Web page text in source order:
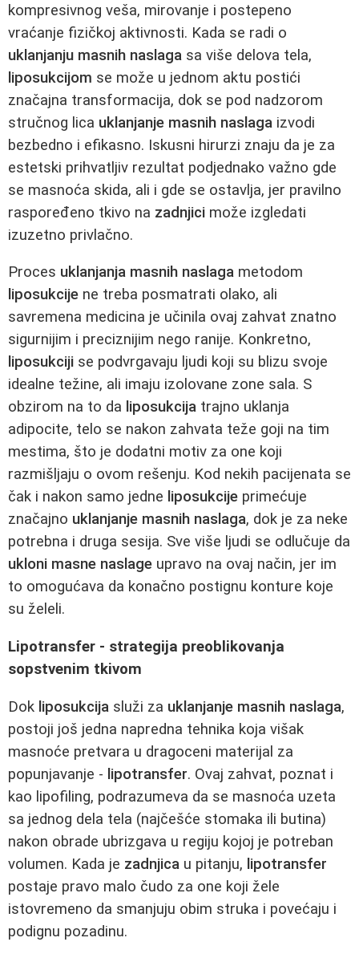
kompresivnog veša, mirovanje i postepeno
vraćanje fizičkoj aktivnosti. Kada se radi o
uklanjanju masnih naslaga sa više delova tela,
liposukcijom se može u jednom aktu postići
značajna transformacija, dok se pod nadzorom
stručnog lica uklanjanje masnih naslaga izvodi
bezbedno i efikasno. Iskusni hirurzi znaju da je za
estetski prihvatljiv rezultat podjednako važno gde
se masnoća skida, ali i gde se ostavlja, jer pravilno
raspoređeno tkivo na zadnjici može izgledati
izuzetno privlačno.
Proces uklanjanja masnih naslaga metodom
liposukcije ne treba posmatrati olako, ali
savremena medicina je učinila ovaj zahvat znatno
sigurnijim i preciznijim nego ranije. Konkretno,
liposukciji se podvrgavaju ljudi koji su blizu svoje
idealne težine, ali imaju izolovane zone sala. S
obzirom na to da liposukcija trajno uklanja
adipocite, telo se nakon zahvata teže goji na tim
mestima, što je dodatni motiv za one koji
razmišljaju o ovom rešenju. Kod nekih pacijenata se
čak i nakon samo jedne liposukcije primećuje
značajno uklanjanje masnih naslaga, dok je za neke
potrebna i druga sesija. Sve više ljudi se odlučuje da
ukloni masne naslage upravo na ovaj način, jer im
to omogućava da konačno postignu konture koje
su želeli.
Lipotransfer - strategija preoblikovanja
sopstvenim tkivom
Dok liposukcija služi za uklanjanje masnih naslaga,
postoji još jedna napredna tehnika koja višak
masnoće pretvara u dragoceni materijal za
popunjavanje - lipotransfer. Ovaj zahvat, poznat i
kao lipofiling, podrazumeva da se masnoća uzeta
sa jednog dela tela (najčešće stomaka ili butina)
nakon obrade ubrizgava u regiju kojoj je potreban
volumen. Kada je zadnjica u pitanju, lipotransfer
postaje pravo malo čudo za one koji žele
istovremeno da smanjuju obim struka i povećaju i
podignu pozadinu.